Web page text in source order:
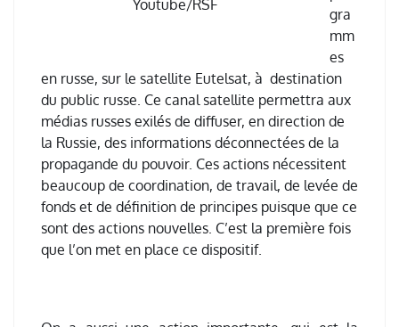
Youtube/RSF
gra
mm
es
en russe, sur le satellite Eutelsat, à destination
du public russe. Ce canal satellite permettra aux
médias russes exilés de diffuser, en direction de
la Russie, des informations déconnectées de la
propagande du pouvoir. Ces actions nécessitent
beaucoup de coordination, de travail, de levée de
fonds et de définition de principes puisque que ce
sont des actions nouvelles. C’est la première fois
que l’on met en place ce dispositif.